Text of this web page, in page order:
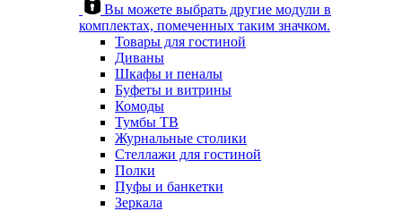
Вы можете выбрать другие модули в
комплектах, помеченных таким значком.
Товары для гостиной
Диваны
Шкафы и пеналы
Буфеты и витрины
Комоды
Тумбы ТВ
Журнальные столики
Стеллажи для гостиной
Полки
Пуфы и банкетки
Зеркала